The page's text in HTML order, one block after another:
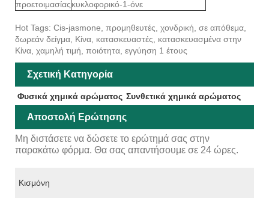
προετοιμασίαςκυκλοφορικό-1-όνε
Hot Tags: Cis-jasmone, προμηθευτές, χονδρική, σε απόθεμα,
δωρεάν δείγμα, Κίνα, κατασκευαστές, κατασκευασμένα στην
Κίνα, χαμηλή τιμή, ποιότητα, εγγύηση 1 έτους
Σχετική Κατηγορία
Φυσικά χημικά αρώματος Συνθετικά χημικά αρώματος
Αποστολή Ερώτησης
Μη διστάσετε να δώσετε το ερώτημά σας στην
παρακάτω φόρμα. Θα σας απαντήσουμε σε 24 ώρες.